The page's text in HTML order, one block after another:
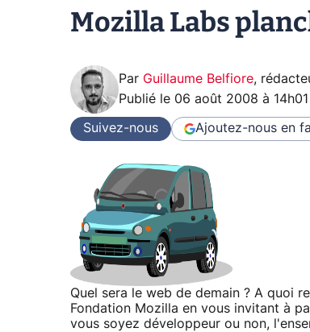
Mozilla Labs
Par Guillaume Belfiore,
Publié le 06 août 2008 à 14h01
Suivez-nous Ajoutez-nous en
Quel sera le web de demain ? A quoi
Fondation Mozilla en vous invitant à
vous soyez développeur ou non,